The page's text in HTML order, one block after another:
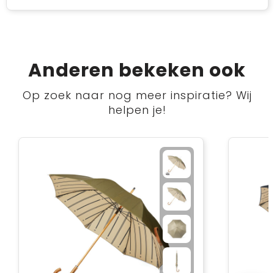
Anderen bekeken ook
Op zoek naar nog meer inspiratie? Wij
helpen je!